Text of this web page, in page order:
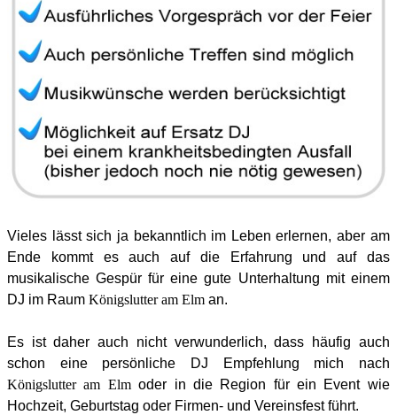
Vieles lässt sich ja bekanntlich im Leben erlernen, aber am
Ende kommt es auch auf die Erfahrung und auf das
musikalische Gespür für eine gute Unterhaltung mit einem
DJ im Raum Königslutter am Elm an.
Es ist daher auch nicht verwunderlich, dass häufig auch
schon eine persönliche
DJ Empfehlung
mich nach
Königslutter am Elm oder in die Region für ein Event wie
Hochzeit, Geburtstag oder Firmen- und Vereinsfest führt.